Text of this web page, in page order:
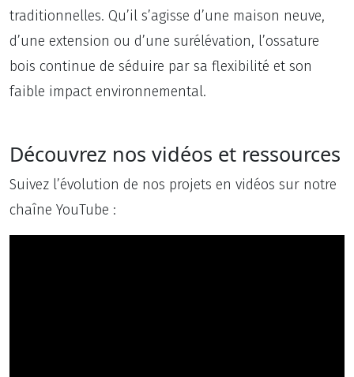
traditionnelles. Qu’il s’agisse d’une maison neuve,
d’une extension ou d’une surélévation, l’ossature
bois continue de séduire par sa flexibilité et son
faible impact environnemental.
Découvrez nos vidéos et ressources
Suivez l’évolution de nos projets en vidéos sur notre
chaîne YouTube :